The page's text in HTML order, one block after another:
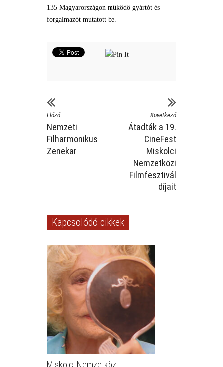
135 Magyarországon működő gyártót és
forgalmazót mutatott be.
Előző
Nemzeti
Filharmonikus
Zenekar
Következő
Átadták a 19.
CineFest
Miskolci
Nemzetközi
Filmfesztivál
díjait
Kapcsolódó cikkek
Miskolci Nemzetközi